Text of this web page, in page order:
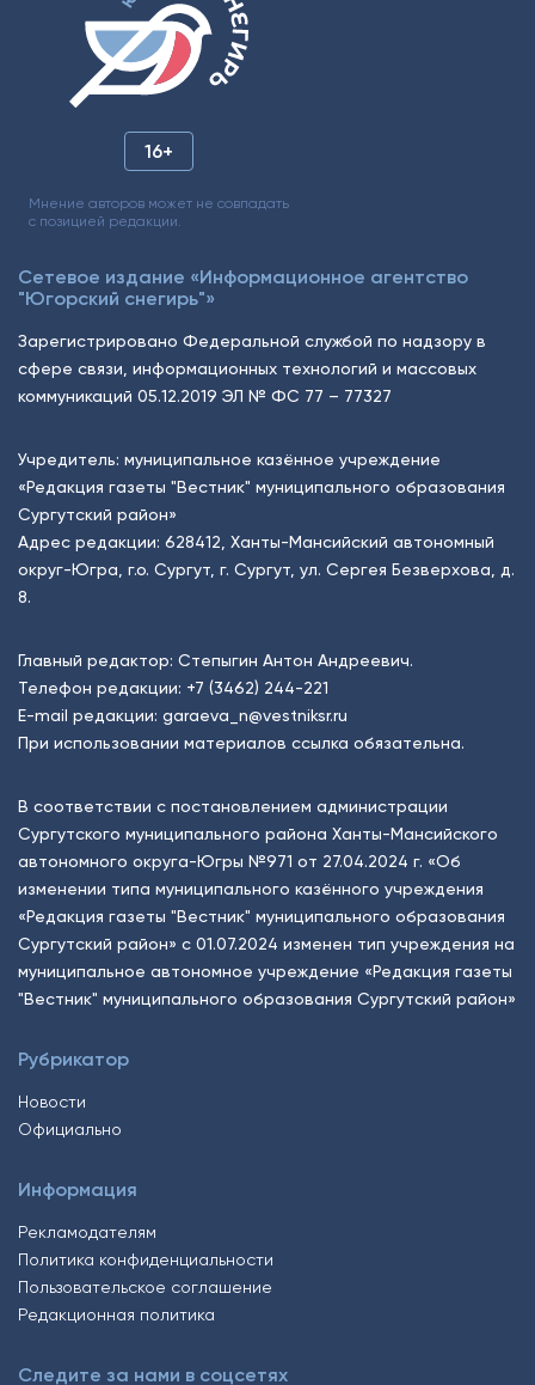
16+
Мнение авторов может не совпадать
с позицией редакции.
Сетевое издание «Информационное агентство
"Югорский снегирь"»
Зарегистрировано Федеральной службой по надзору в
сфере связи, информационных технологий и массовых
коммуникаций 05.12.2019 ЭЛ № ФС 77 – 77327
Учредитель: муниципальное казённое учреждение
«Редакция газеты "Вестник" муниципального образования
Сургутский район»
Адрес редакции: 628412, Ханты-Мансийский автономный
округ-Югра, г.о. Сургут, г. Сургут, ул. Сергея Безверхова, д.
8.
Главный редактор: Степыгин Антон Андреевич.
Телефон редакции: +7 (3462) 244-221
E-mail редакции: garaeva_n@vestniksr.ru
При использовании материалов ссылка обязательна.
В соответствии с постановлением администрации
Сургутского муниципального района Ханты-Мансийского
автономного округа-Югры №971 от 27.04.2024 г. «Об
изменении типа муниципального казённого учреждения
«Редакция газеты "Вестник" муниципального образования
Сургутский район» с 01.07.2024 изменен тип учреждения на
муниципальное автономное учреждение «Редакция газеты
"Вестник" муниципального образования Сургутский район»
Рубрикатор
Новости
Официально
Информация
Рекламодателям
Политика конфиденциальности
Пользовательское соглашение
Редакционная политика
Следите за нами в соцсетях